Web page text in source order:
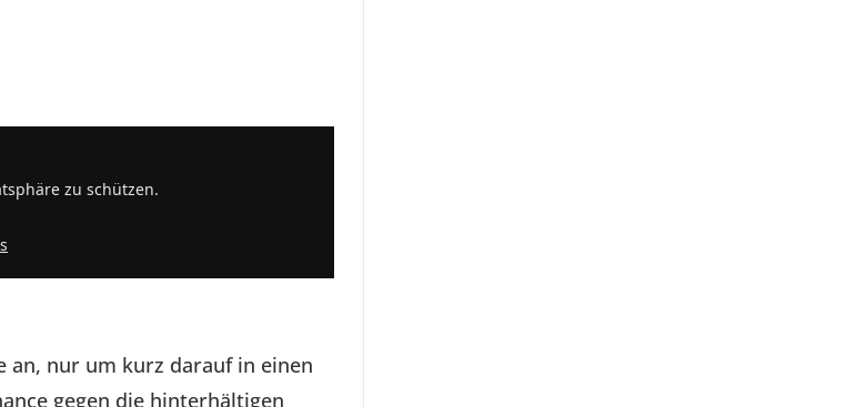
zu schützen.
an, nur um kurz darauf in einen
gegen die hinterhältigen